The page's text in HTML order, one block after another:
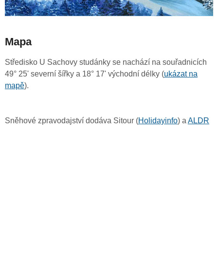
Mapa
Středisko U Sachovy studánky se nachází na souřadnicích
49° 25' severní šířky a 18° 17' východní délky (ukázat na
mapě).
Sněhové zpravodajství dodáva Sitour (Holidayinfo) a ALDR